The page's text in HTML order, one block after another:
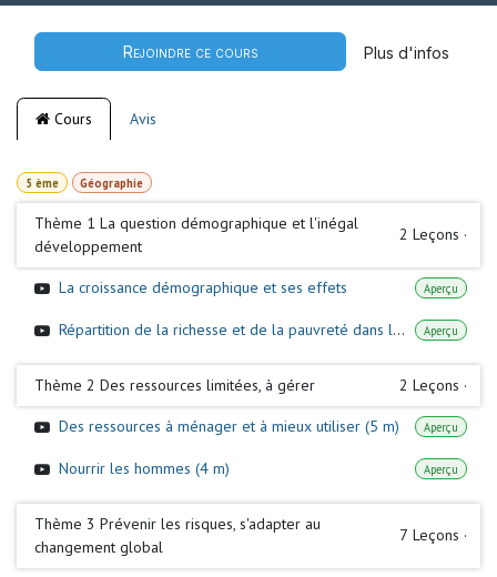
Rejoindre ce cours Plus d'infos
Cours Avis
5 ème Géographie
Thème 1 La question démographique et l'inégal
développement
2 Leçons ·
La croissance démographique et ses effets Aperçu
Répartition de la richesse et de la pauvreté dans le monde Aperçu
Thème 2 Des ressources limitées, à gérer 2 Leçons ·
Des ressources à ménager et à mieux utiliser (5 m) Aperçu
Nourrir les hommes (4 m) Aperçu
Thème 3 Prévenir les risques, s'adapter au
changement global
7 Leçons ·